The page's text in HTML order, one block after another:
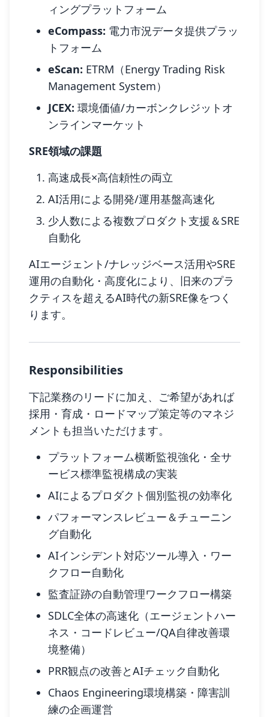
ィングプラットフォーム
eCompass: 電力市況データ提供プラッ
トフォーム
eScan: ETRM（Energy Trading Risk
Management System）
JCEX: 環境価値/カーボンクレジットオ
ンラインマーケット
SRE領域の課題
高速成長×高信頼性の両立
AI活用による開発/運用基盤高速化
少人数による複数プロダクト支援＆SRE
自動化
AIエージェント/ナレッジベース活用やSRE
運用の自動化・高度化により、旧来のプラ
クティスを超えるAI時代の新SRE像をつく
ります。
Responsibilities
下記業務のリードに加え、ご希望があれば
採用・育成・ロードマップ策定等のマネジ
メントも担当いただけます。
プラットフォーム横断監視強化・全サ
ービス標準監視構成の実装
AIによるプロダクト個別監視の効率化
パフォーマンスレビュー＆チューニン
グ自動化
AIインシデント対応ツール導入・ワー
クフロー自動化
監査証跡の自動管理ワークフロー構築
SDLC全体の高速化（エージェントハー
ネス・コードレビュー/QA自律改善環
境整備）
PRR観点の改善とAIチェック自動化
Chaos Engineering環境構築・障害訓
練の企画運営